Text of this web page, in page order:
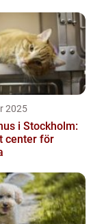
2025
i Stockholm:
center för